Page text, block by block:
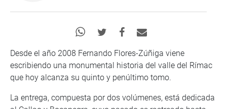
Desde el año 2008 Fernando Flores-Zúñiga viene
escribiendo una monumental historia del valle del Rímac
que hoy alcanza su quinto y penúltimo tomo.
La entrega, compuesta por dos volúmenes, está dedicada